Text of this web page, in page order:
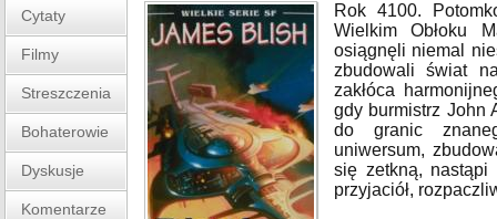
Cytaty
Filmy
Streszczenia
Bohaterowie
Dyskusje
Komentarze
Rok 4100.
Wielkim Obłoku
osiągnęli niemal
zbudowali świat
zakłóca
gdy burmistrz John
do granic
uniwersum,
się zetkną, nastąpi
przyjaciół,